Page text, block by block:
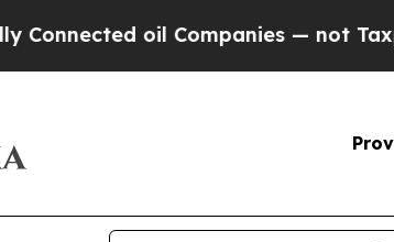
— not Taxpayers — the